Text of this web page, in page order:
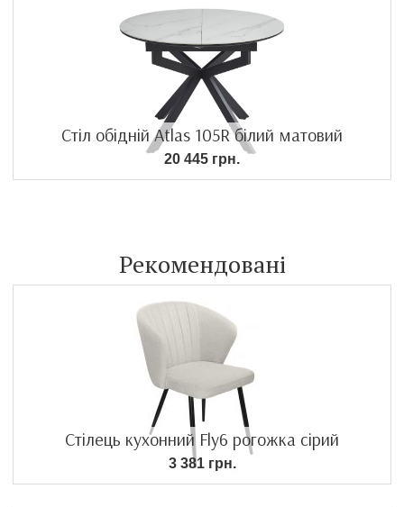
Стіл обідній Atlas 105R білий матовий
20 445 грн.
Рекомендовані
Стілець кухонний Fly6 рогожка сірий
3 381 грн.